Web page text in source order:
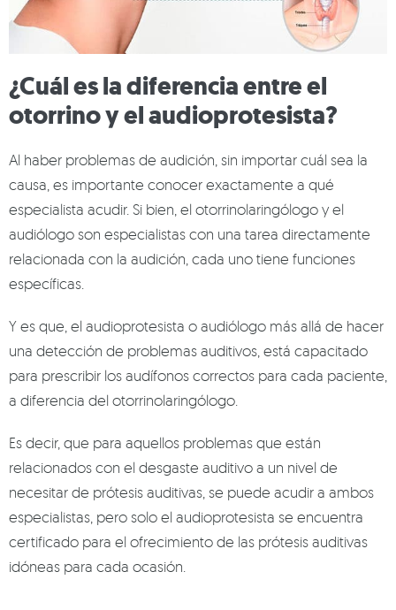
¿Cuál es la diferencia entre el
otorrino y el audioprotesista?
Al haber problemas de audición, sin importar cuál sea la
causa, es importante conocer exactamente a qué
especialista acudir. Si bien, el otorrinolaringólogo y el
audiólogo son especialistas con una tarea directamente
relacionada con la audición, cada uno tiene funciones
específicas.
Y es que, el audioprotesista o audiólogo más allá de hacer
una detección de problemas auditivos, está capacitado
para prescribir los audífonos correctos para cada paciente,
a diferencia del otorrinolaringólogo.
Es decir, que para aquellos problemas que están
relacionados con el desgaste auditivo a un nivel de
necesitar de prótesis auditivas, se puede acudir a ambos
especialistas, pero solo el audioprotesista se encuentra
certificado para el ofrecimiento de las prótesis auditivas
idóneas para cada ocasión.